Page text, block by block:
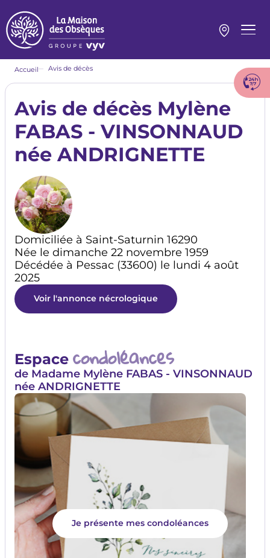
au
contenu
principal
Menu
Fil
Accueil Avis de décès
Avis de décès Mylène
FABAS - VINSONNAUD
née ANDRIGNETTE
Domiciliée à Saint-Saturnin 16290
Née le dimanche 22 novembre 1959
Décédée à Pessac (33600) le lundi 4 août
2025
Voir l'annonce nécrologique
Espace condoléances
de Madame Mylène FABAS - VINSONNAUD
née ANDRIGNETTE
Je présente mes condoléances